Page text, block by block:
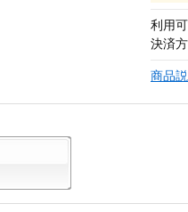
利用
決済
商品